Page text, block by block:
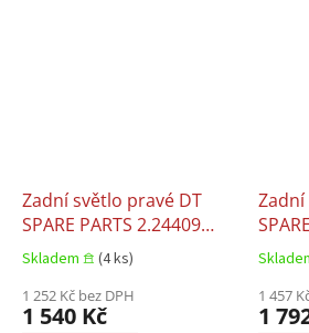
Zadní světlo pravé DT
SPARE PARTS 2.24409
08.1998–08.1998
Skladem 𖠿 (4 ks)
1 252 Kč bez DPH
1 540 Kč
1 457
1